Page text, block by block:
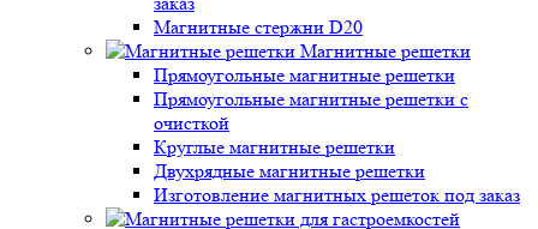
Магнитные стержни D20
Магнитные решетки
Прямоугольные магнитные решетки
Прямоугольные магнитные решетки с
очисткой
Круглые магнитные решетки
Двухрядные магнитные решетки
Изготовление магнитных решеток под заказ